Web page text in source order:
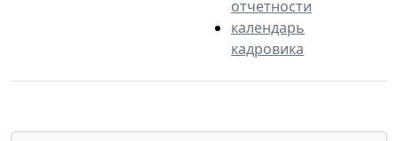
отчетности
календарь
кадровика